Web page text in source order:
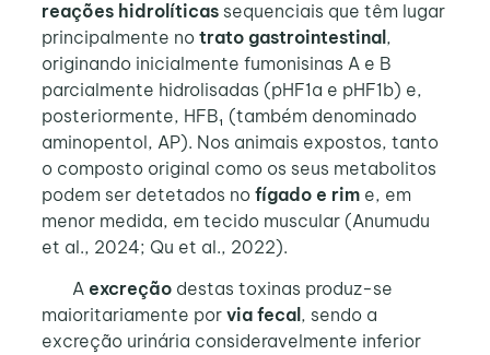
reações hidrolíticassequenciais que têm lugar
principalmente no trato gastrointestinal,
originando inicialmente fumonisinas A e B
parcialmente hidrolisadas (pHF1a e pHF1b) e,
posteriormente, HFB₁ (também denominado
aminopentol, AP). Nos animais expostos, tanto
o composto original como os seus metabolitos
podem ser detetados no fígado e rime, em
menor medida, em tecido muscular (Anumudu
et al., 2024; Qu et al., 2022).
A excreçãodestas toxinas produz-se
maioritariamente por via fecal , sendo a
excreção urinária consideravelmente inferior